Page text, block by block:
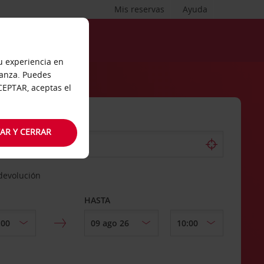
Ayuda
Mis reservas
HASTA
experiencia en
Puedes
aceptas el
Y CERRAR